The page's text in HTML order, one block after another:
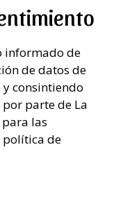
informado de
de datos de
consintiendo
parte de La
las
política de